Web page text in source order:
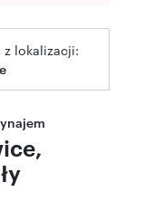
z lokalizacji: